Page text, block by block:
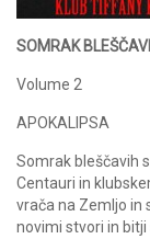
SOMRAK
Volume 2
APOKALIPSA
Somrak bleščavih
Centauri in
vrača na Zemljo in
novimi stvori in